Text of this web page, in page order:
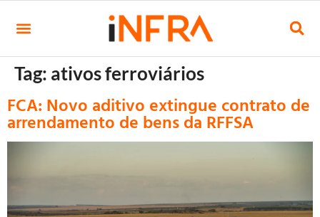
Tag: ativos ferroviários
FCA: Novo aditivo extingue contrato de
arrendamento de bens da RFFSA